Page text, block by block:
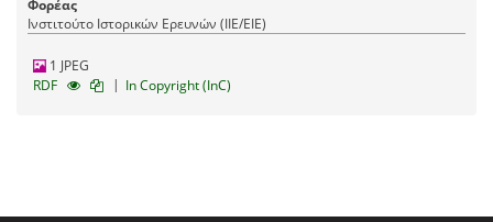
Φορέας
Ινστιτούτο Ιστορικών Ερευνών (ΙΙΕ/ΕΙΕ)
1 JPEG
RDF
| In Copyright (InC)